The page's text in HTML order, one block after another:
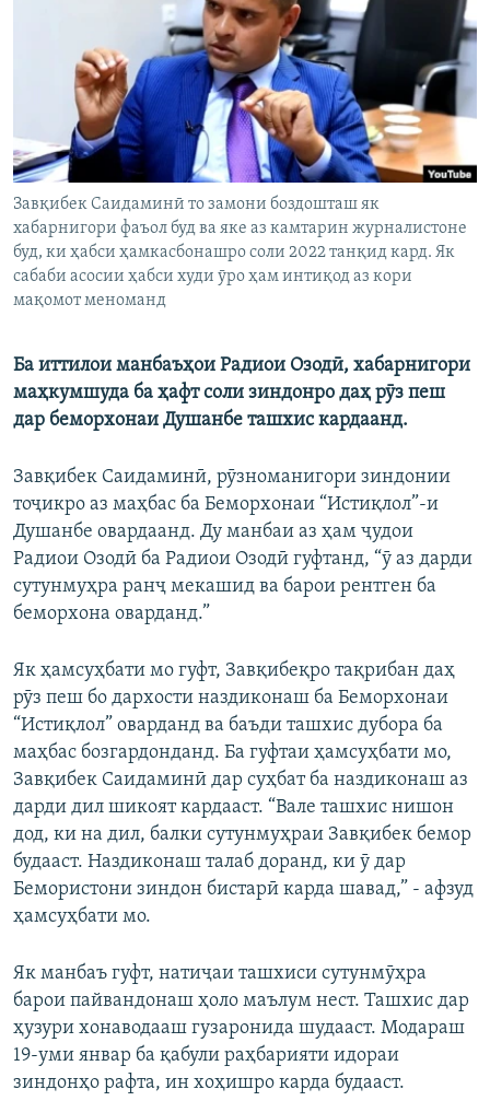
ГУЗОРИШҲОИ РАДИОӢ
ПАЙГИРӢ КУНЕД
Ҳамаи сомонаҳои RFE/RL
Завқибек Саидаминӣ то замони боздошташ як
хабарнигори фаъол буд ва яке аз камтарин журналистоне
буд, ки ҳабси ҳамкасбонашро соли 2022 танқид кард. Як
сабаби асосии ҳабси худи ӯро ҳам интиқод аз кори
мақомот меноманд
Ба иттилои манбаъҳои Радиои Озодӣ, хабарнигори
маҳкумшуда ба ҳафт соли зиндонро даҳ рӯз пеш
дар беморхонаи Душанбе ташхис кардаанд.
Завқибек Саидаминӣ, рӯзноманигори зиндонии
тоҷикро аз маҳбас ба Беморхонаи “Истиқлол”-и
Душанбе овардаанд. Ду манбаи аз ҳам ҷудои
Радиои Озодӣ ба Радиои Озодӣ гуфтанд, “ӯ аз дарди
сутунмуҳра ранҷ мекашид ва барои рентген ба
беморхона оварданд.”
Як ҳамсуҳбати мо гуфт, Завқибеқро тақрибан даҳ
рӯз пеш бо дархости наздиконаш ба Беморхонаи
“Истиқлол” оварданд ва баъди ташхис дубора ба
маҳбас бозгардонданд. Ба гуфтаи ҳамсуҳбати мо,
Завқибек Саидаминӣ дар суҳбат ба наздиконаш аз
дарди дил шикоят кардааст. “Вале ташхис нишон
дод, ки на дил, балки сутунмуҳраи Завқибек бемор
будааст. Наздиконаш талаб доранд, ки ӯ дар
Бемористони зиндон бистарӣ карда шавад,” - афзуд
ҳамсуҳбати мо.
Як манбаъ гуфт, натиҷаи ташхиси сутунмӯҳра
барои пайвандонаш ҳоло маълум нест. Ташхис дар
ҳузури хонаводааш гузаронида шудааст. Модараш
19-уми январ ба қабули раҳбарияти идораи
зиндонҳо рафта, ин хоҳишро карда будааст.